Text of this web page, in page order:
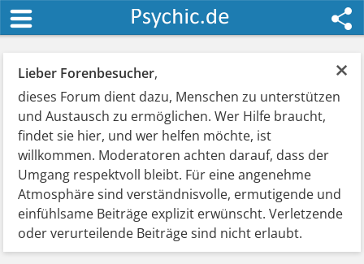
×
Lieber Forenbesucher,
dieses Forum dient dazu, Menschen zu unterstützen
und Austausch zu ermöglichen. Wer Hilfe braucht,
findet sie hier, und wer helfen möchte, ist
willkommen. Moderatoren achten darauf, dass der
Umgang respektvoll bleibt. Für eine angenehme
Atmosphäre sind verständnisvolle, ermutigende und
einfühlsame Beiträge explizit erwünscht. Verletzende
oder verurteilende Beiträge sind nicht erlaubt.